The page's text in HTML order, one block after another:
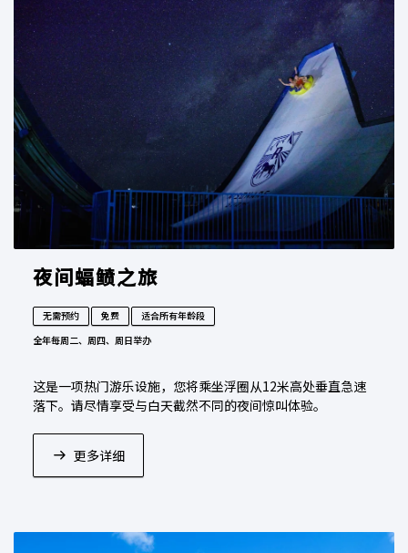
夜间蝠鲼之旅
无需预约 免费
适合所有年龄段
全年每周二、周四、周日举办
这是一项热门游乐设施，您将乘坐浮圈从12米高处垂直急速
落下。请尽情享受与白天截然不同的夜间惊叫体验。
更多详细